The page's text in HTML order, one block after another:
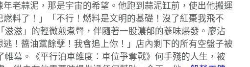
老蒜泥，那是宇宙的希望。他跑到蒜泥缸前，使出他搬運
料了！」「不行！燃料是文明的基礎！沒了紅棗我飛不
滋」的輕微煎煮聲，伴隨著一股濃郁的蔘味爆發。廖沾
！醬油黨餘孽！我會追上你！」店內剩下的所有空盤子被
幕。《平行泊車維度：車位爭奪戰》何手殘的人生，被